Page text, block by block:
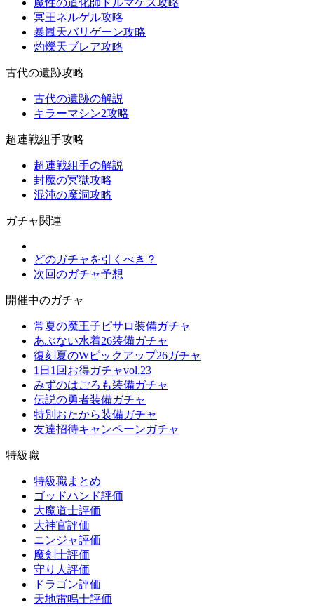
魔性の道化師ドルマゲス攻略
冥王ネルゲル攻略
暴嵐天バリゲーン攻略
灼爍天ブレア攻略
古代の遺跡攻略
古代の遺跡の解説
キラーマシン2攻略
超連戦組手攻略
超連戦組手の解説
封魔の冥獄攻略
混沌の魔洞攻略
ガチャ関連
どのガチャを引くべき？
次回のガチャ予想
開催中のガチャ
常夏の魔王子ピサロ装備ガチャ
あぶない水着26装備ガチャ
復刻夏のWピックアップ26ガチャ
1日1回お得ガチャvol.23
みずのはごろも装備ガチャ
伝説の勇者装備ガチャ
特別おたから装備ガチャ
友達招待キャンペーンガチャ
特級職
特級職まとめ
ゴッドハンド評価
大魔道士評価
大神官評価
ニンジャ評価
魔剣士評価
守り人評価
ドラゴン評価
天地雷鳴士評価